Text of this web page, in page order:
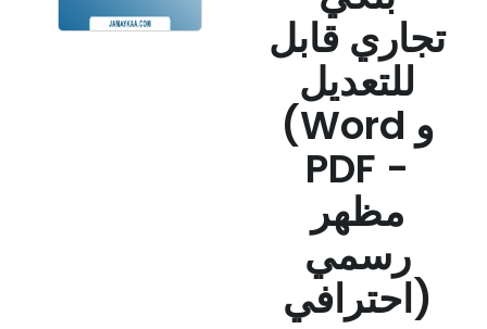
تجاري قابل
للتعديل
(Word و
PDF -
مظهر
رسمي
احترافي)